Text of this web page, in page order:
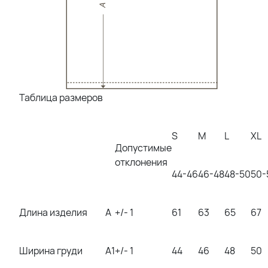
Таблица размеров
Допустимые
отклонения
S
44-46
M
46-48
L
48-50
XL
Длина изделия A +/- 1 61 63 65 67
Ширина груди A1+/- 1 44 46 48 50